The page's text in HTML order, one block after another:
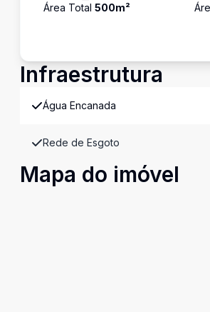
Área Total 500m²
Infraestrutura
Água Encanada
Rede de Esgoto
Mapa do imóvel